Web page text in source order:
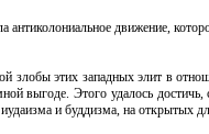
движение,
злобы этих западных элит в
выгоде. Этого удалось
и буддизма, на открытых